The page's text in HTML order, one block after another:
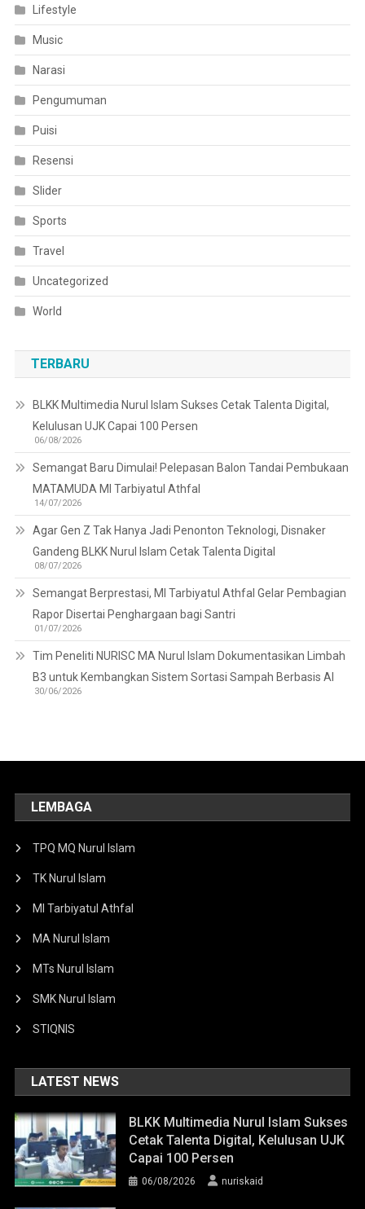
Lifestyle
Music
Narasi
Pengumuman
Puisi
Resensi
Slider
Sports
Travel
Uncategorized
World
TERBARU
BLKK Multimedia Nurul Islam Sukses Cetak Talenta Digital,
Kelulusan UJK Capai 100 Persen
06/08/2026
Semangat Baru Dimulai! Pelepasan Balon Tandai Pembukaan
MATAMUDA MI Tarbiyatul Athfal
14/07/2026
Agar Gen Z Tak Hanya Jadi Penonton Teknologi, Disnaker
Gandeng BLKK Nurul Islam Cetak Talenta Digital
08/07/2026
Semangat Berprestasi, MI Tarbiyatul Athfal Gelar Pembagian
Rapor Disertai Penghargaan bagi Santri
01/07/2026
Tim Peneliti NURISC MA Nurul Islam Dokumentasikan Limbah
B3 untuk Kembangkan Sistem Sortasi Sampah Berbasis AI
30/06/2026
LEMBAGA
TPQ MQ Nurul Islam
TK Nurul Islam
MI Tarbiyatul Athfal
MA Nurul Islam
MTs Nurul Islam
SMK Nurul Islam
STIQNIS
LATEST NEWS
BLKK Multimedia Nurul Islam Sukses
Cetak Talenta Digital, Kelulusan UJK
Capai 100 Persen
06/08/2026 nuriskaid